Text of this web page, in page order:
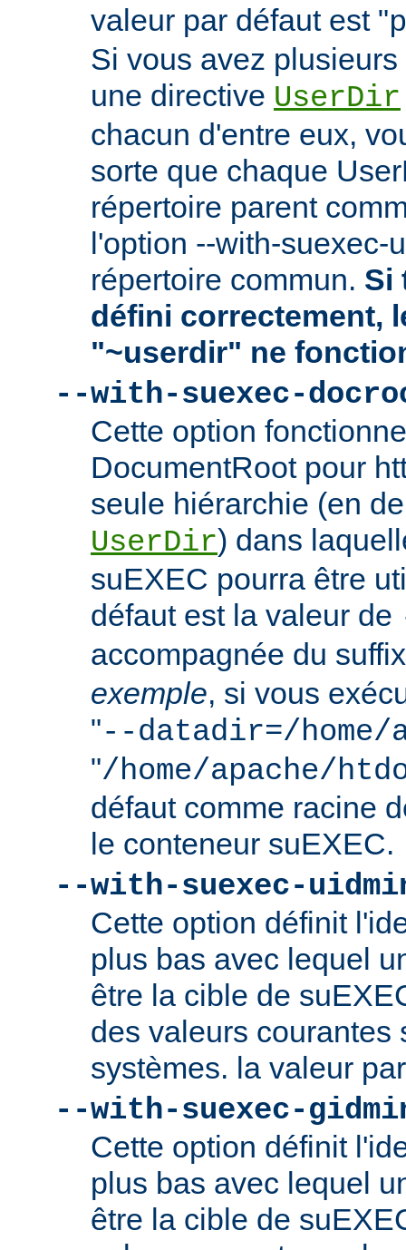
valeur par défaut est "
Si vous avez
une directive UserDir
chacun d'entre eux,
sorte que chaque
répertoire parent
l'option --with-suexec-
répertoire commun. Si
défini correctement,
"~userdir" ne
--with-suexec-
Cette option
DocumentRoot pour
seule hiérarchie (en
UserDir) dans
suEXEC pourra être
défaut est la valeur de
accompagnée du
exemple, si vous
"--datadir=/home/
"/home/apache/
défaut comme racine
le conteneur suEXEC.
--with-suexec-
Cette option définit
plus bas avec lequel
être la cible de
des valeurs courantes
systèmes. la valeur
--with-suexec-
Cette option définit
plus bas avec lequel
être la cible de